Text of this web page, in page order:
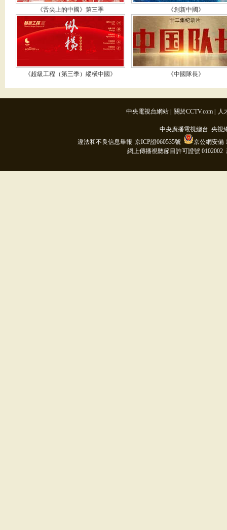
《舌尖上的中國》第三季 《創新中國》
《超級工程（第三季）縱橫中國》 《中國隊長》
中央電視台網站 關於CCTV.com 人
中央廣播電視總台 央視
違法和不良信息舉報 京ICP證060535號
京公網安備
網上傳播視聽節目許可證號 0102002